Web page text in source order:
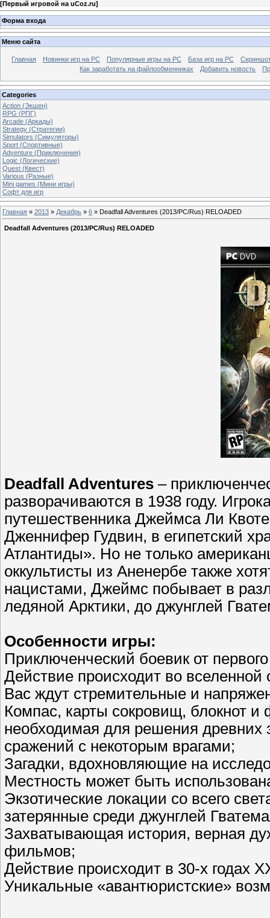
[Первый игровой на uCoz.ru]
Форма входа
Меню сайта
Главная Новинки игр на PC Популярные игры на PC База игр на РС
Как заработать на файлообменниках
Добавить новость
Categories
Action (Экшен)
RPG (РПГ)
Arcade (Аркады)
Strategy (Стратегии)
Simulators (Симуляторы)
Sport (Спортивные)
Adventure (Приключения)
Logic (Логические)
Quest (Квест)
Various (Разные)
Mini games (Мини игры)
Софт для игр
Главная » 2013 » Декабрь » 6 » Deadfall Adventures (2013/PC/Rus) RELOADED
Deadfall Adventures (2013/PC/Rus) RELOADED
Deadfall Adventures –
разворачиваются в 1938 году.
путешественника Джеймса Ли
Дженнифер Гудвин, в египетский
Атлантиды». Но не только
оккультисты из Аненербе также
нацистами, Джеймс побывает в
ледяной Арктики, до джунглей
Особенности игры:
Приключенческий боевик от
Действие происходит во
Вас ждут стремительные и
Компас, карты сокровищ, блокнот
необходимая для решения древних
сражений с некоторым врагами;
Загадки, вдохновляющие на
Местность может быть
Экзотические локации со всего
затерянные среди джунглей
Захватывающая история, верная
фильмов;
Действие происходит в 30-х годах
Уникальные «авантюристские»